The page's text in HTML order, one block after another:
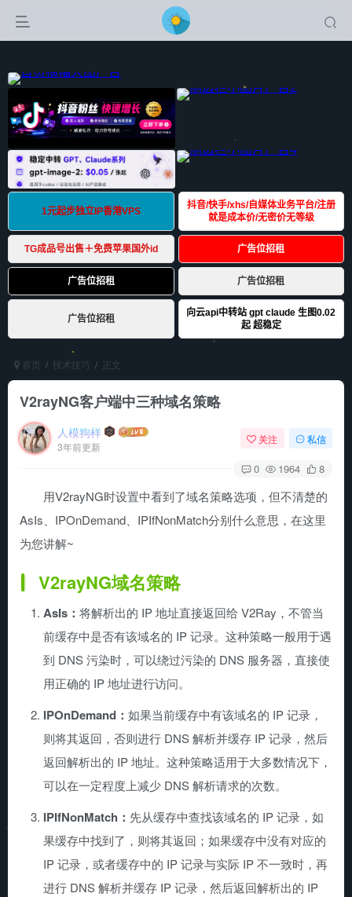
首页 技术技巧 正文
V2rayNG客户端中三种域名策略
人模狗样
3年前更新
关注 私信
0 1964 8
用V2rayNG时设置中看到了域名策略选项，但不清楚的
AsIs、IPOnDemand、IPIfNonMatch分别什么意思，在这里
为您讲解~
V2rayNG域名策略
AsIs： 将解析出的 IP 地址直接返回给 V2Ray，不管当
前缓存中是否有该域名的 IP 记录。这种策略一般用于遇
到 DNS 污染时，可以绕过污染的 DNS 服务器，直接使
用正确的 IP 地址进行访问。
IPOnDemand： 如果当前缓存中有该域名的 IP 记录，
则将其返回，否则进行 DNS 解析并缓存 IP 记录，然后
返回解析出的 IP 地址。这种策略适用于大多数情况下，
可以在一定程度上减少 DNS 解析请求的次数。
IPIfNonMatch： 先从缓存中查找该域名的 IP 记录，如
果缓存中找到了，则将其返回；如果缓存中没有对应的
IP 记录，或者缓存中的 IP 记录与实际 IP 不一致时，再
进行 DNS 解析并缓存 IP 记录，然后返回解析出的 IP